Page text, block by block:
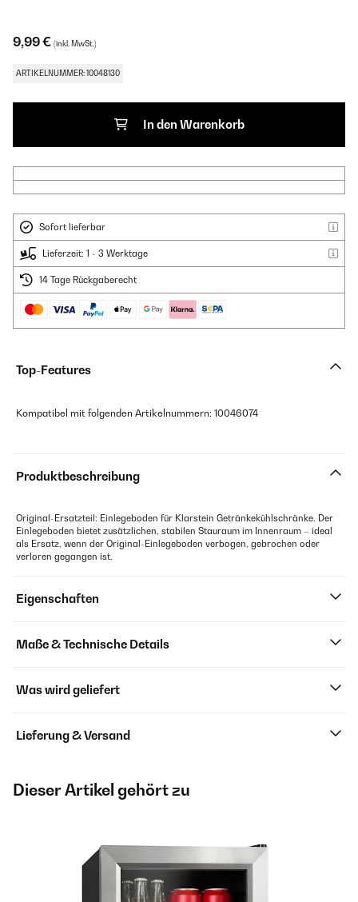
9,99 € (inkl. MwSt.)
ARTIKELNUMMER: 10048130
In den Warenkorb
Sofort lieferbar
Lieferzeit: 1 - 3 Werktage
14 Tage Rückgaberecht
Top-Features
Kompatibel mit folgenden Artikelnummern: 10046074
Produktbeschreibung
Original-Ersatzteil: Einlegeboden für Klarstein Getränkekühlschränke. Der
Einlegeboden bietet zusätzlichen, stabilen Stauraum im Innenraum – ideal
als Ersatz, wenn der Original-Einlegeboden verbogen, gebrochen oder
verloren gegangen ist.
Eigenschaften
Maße & Technische Details
Was wird geliefert
Lieferung & Versand
Dieser Artikel gehört zu